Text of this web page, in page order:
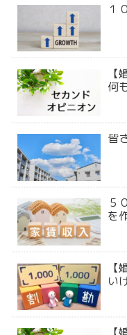
１
何
皆
５
を
い